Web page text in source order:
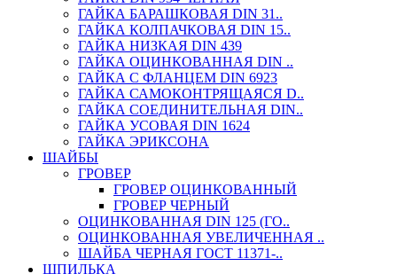
ГАЙКА БАРАШКОВАЯ DIN 31..
ГАЙКА КОЛПАЧКОВАЯ DIN 15..
ГАЙКА НИЗКАЯ DIN 439
ГАЙКА ОЦИНКОВАННАЯ DIN ..
ГАЙКА С ФЛАНЦЕМ DIN 6923
ГАЙКА САМОКОНТРЯЩАЯСЯ D..
ГАЙКА СОЕДИНИТЕЛЬНАЯ DIN..
ГАЙКА УСОВАЯ DIN 1624
ГАЙКА ЭРИКСОНА
ШАЙБЫ
ГРОВЕР
ГРОВЕР ОЦИНКОВАННЫЙ
ГРОВЕР ЧЕРНЫЙ
ОЦИНКОВАННАЯ DIN 125 (ГО..
ОЦИНКОВАННАЯ УВЕЛИЧЕННАЯ ..
ШАЙБА ЧЕРНАЯ ГОСТ 11371-..
ШПИЛЬКА